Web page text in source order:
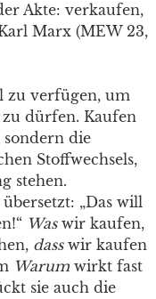
Akte: verkaufen,
Marx (MEW 23,
zu verfügen, um
dürfen. Kaufen
die
Stoffwechsels,
stehen.
„Das will
Waswir kaufen,
dasswir kaufen
Warum wirkt fast
sie auch die